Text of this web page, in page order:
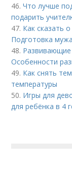
46.Что лучше
подарить
47. Как сказать
Подготовка
48. Развивающие
Особенности
49. Как снять
температуры
50. Игры для
для ребёнка в 4